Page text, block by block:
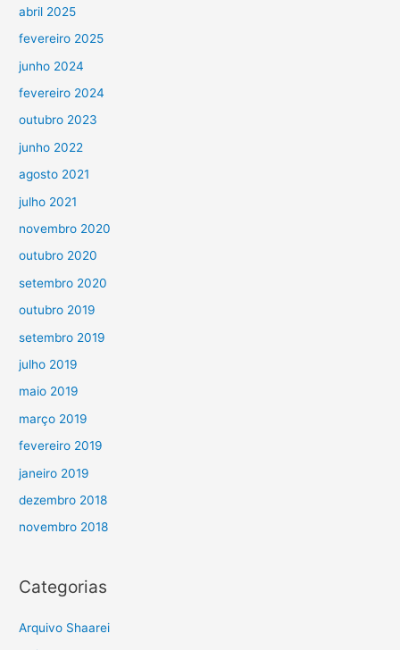
abril 2025
fevereiro 2025
junho 2024
fevereiro 2024
outubro 2023
junho 2022
agosto 2021
julho 2021
novembro 2020
outubro 2020
setembro 2020
outubro 2019
setembro 2019
julho 2019
maio 2019
março 2019
fevereiro 2019
janeiro 2019
dezembro 2018
novembro 2018
Categorias
Arquivo Shaarei